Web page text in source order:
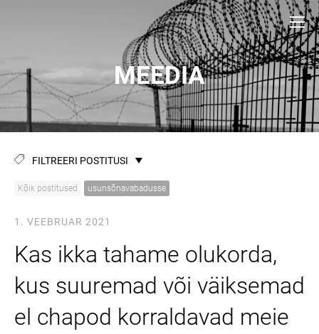
MEEDIA
FILTREERI POSTITUSI
Kõik postitused usunsõnavabadusse
1. VEEBRUAR 2021
Kas ikka tahame olukorda,
kus suuremad või väiksemad
el chapod korraldavad meie